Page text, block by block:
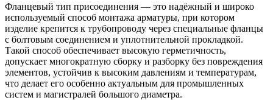
Фланцевый тип присоединения — это надёжный и широко
используемый способ монтажа арматуры, при котором
изделие крепится к трубопроводу через специальные фланцы
с болтовым соединением и уплотнительной прокладкой.
Такой способ обеспечивает высокую герметичность,
допускает многократную сборку и разборку без повреждения
элементов, устойчив к высоким давлениям и температурам,
что делает его особенно актуальным для промышленных
систем и магистралей большого диаметра.